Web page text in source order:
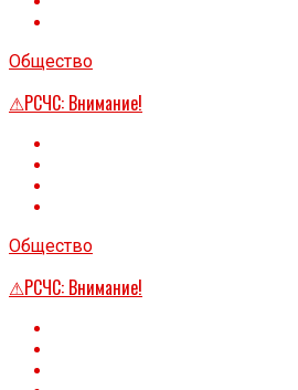
Общество
⚠РСЧС: Внимание!
Общество
⚠РСЧС: Внимание!